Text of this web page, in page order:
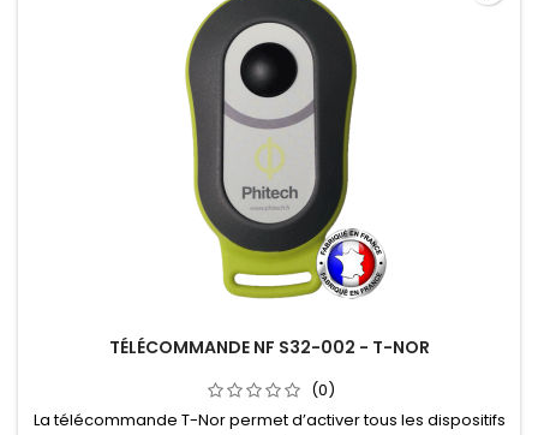
TÉLÉCOMMANDE NF S32-002 - T-NOR
(0)
La télécommande T-Nor permet d’activer tous les dispositifs